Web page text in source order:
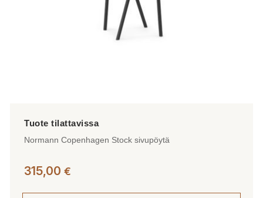
Normann Copenhagen Stock sivupöytä
315,00 €